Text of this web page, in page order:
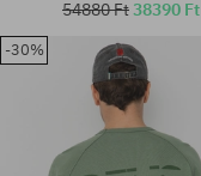
Elérhető méretek:
54880 Ft38390 Ft
-30%